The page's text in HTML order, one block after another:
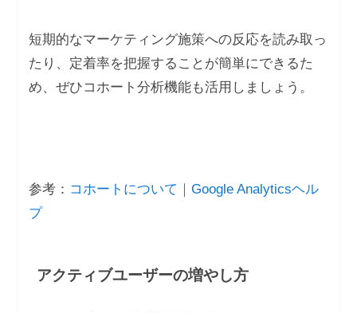
短期的なマーケティング施策への反応を読み取っ
たり、定着率を把握することが簡単にできるた
め、ぜひコホート分析機能も活用しましょう。
参考： コホートについて｜Google Analyticsヘル
プ
アクティブユーザーの増やし方